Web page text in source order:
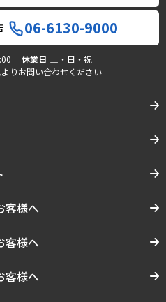
06-6130-9000
休業日 土・日・祝
りお問い合わせください
客様へ
客様へ
客様へ